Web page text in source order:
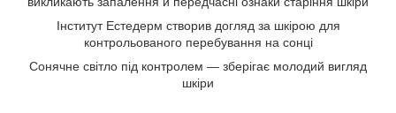
Інститут Естедерм створив догляд за шкірою для
контрольованого перебування на сонці
Сонячне світло під контролем — зберігає молодий вигляд
шкіри